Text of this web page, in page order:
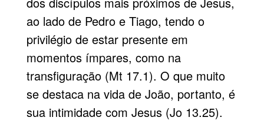
ao lado de Pedro e Tiago, tendo o
privilégio de estar presente em
momentos ímpares, como na
transfiguração (Mt 17.1). O que muito
se destaca na vida de João, portanto, é
sua intimidade com Jesus (Jo 13.25).